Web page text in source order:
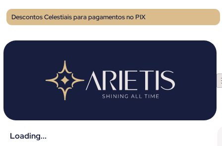
Descontos Celestiais para pagamentos no PIX
Loading...